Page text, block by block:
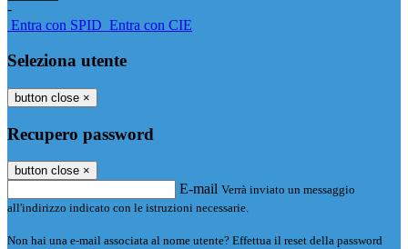
-
Entra con SPID Entra con CIE
Seleziona utente
button close ×
Recupero password
button close ×
E-mail Verrà inviato un messaggio
all'indirizzo indicato con le istruzioni necessarie.
Non hai una e-mail associata al nome utente? Effettua il reset della password